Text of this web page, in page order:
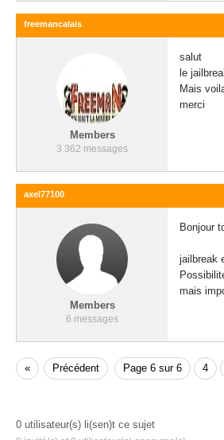
freemancalais
Members
3 362 messages
salut
le
Mais
merci
axel77100
Members
6 messages
Bonjour
jailbreak
mais
« Précédent Page 6 sur 6 4
0 utilisateur(s) li(sen)t ce sujet